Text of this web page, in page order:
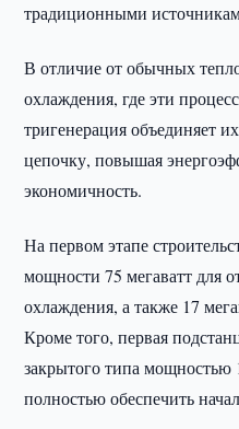
традиционными
В отличие от обычных
охлаждения, где эти
тригенерация объединяет
цепочку, повышая
экономичность.
На первом этапе
мощности 75 мегаватт для
охлаждения, а также 17
Кроме того, первая
закрытого типа мощностью
полностью обеспечить